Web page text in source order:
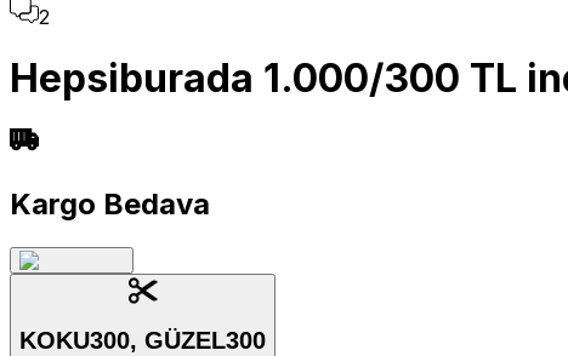
2
Hepsiburada 1.000/300 TL
Kargo Bedava
KOKU300, GÜZEL300